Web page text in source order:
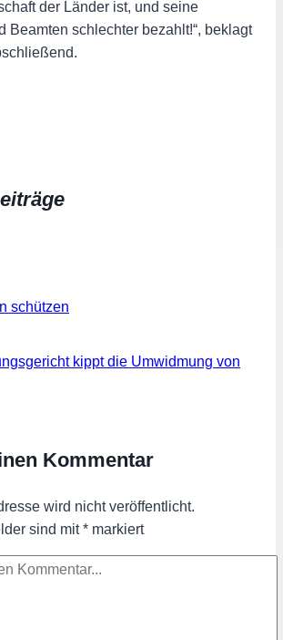
der Länder ist, und seine
Beamten schlechter bezahlt!“, beklagt
schützen
kippt die Umwidmung von
Kommentar
wird nicht veröffentlicht.
sind mit* markiert